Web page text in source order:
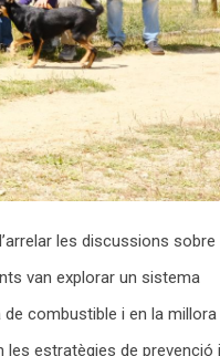
les discussions sobre
van explorar un sistema
combustible i en la millora
les estratègies de prevenció i